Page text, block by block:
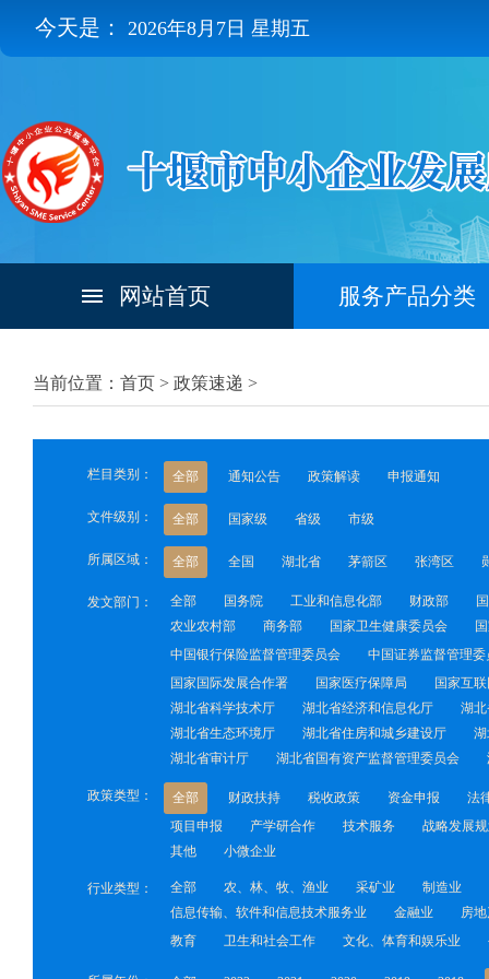
今天是： 2026年8月7日 星期五
网站首页 服务产品分类
当前位置：首页 > 政策速递 >
栏目类别： 全部 通知公告 政策解读 申报通知
文件级别： 全部 国家级 省级 市级
所属区域： 全部 全国 湖北省 茅箭区 张湾区
发文部门： 全部 国务院 工业和信息化部 财政部
农业农村部
商务部 国家卫生健康委员会
中国银行保险监督管理委员会
中国证券监督管理委
国家国际发展合作署
国家医疗保障局
国家互
湖北省科学技术厅
湖北省经济和信息化厅
湖
湖北省生态环境厅
湖北省住房和城乡建设厅
湖北省审计厅
湖北省国有资产监督管理委员会
政策类型： 全部 财政扶持 税收政策 资金申报
法
项目申报
产学研合作 技术服务
战略发展
其他
小微企业
行业类型： 全部 农、林、牧、渔业 采矿业
制造业
信息传输、软件和信息技术服务业
金融业
房
教育
卫生和社会工作 文化、体育和娱乐业